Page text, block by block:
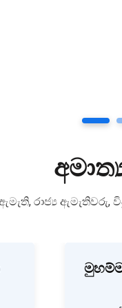
1
රාජ්‍ය ඇමැතිවරු,